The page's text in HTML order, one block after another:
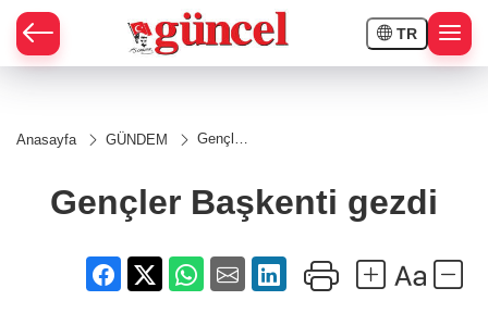
TR
Anasayfa GÜNDEM
Gençler
Gençler Başkenti gezdi